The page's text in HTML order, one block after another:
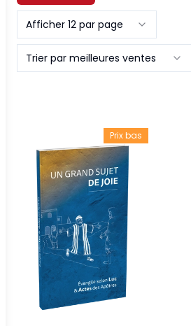
Afficher 12 par page
Trier par meilleures ventes
Prix bas